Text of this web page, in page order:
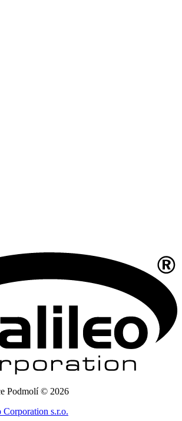
Podmolí © 2026
Corporation s.r.o.